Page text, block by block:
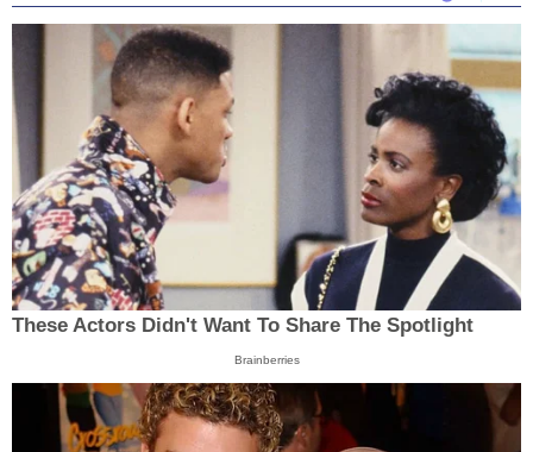
These Actors Didn't Want To Share The Spotlight
Brainberries